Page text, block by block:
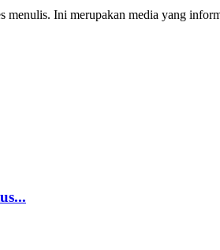
menulis. Ini merupakan media yang